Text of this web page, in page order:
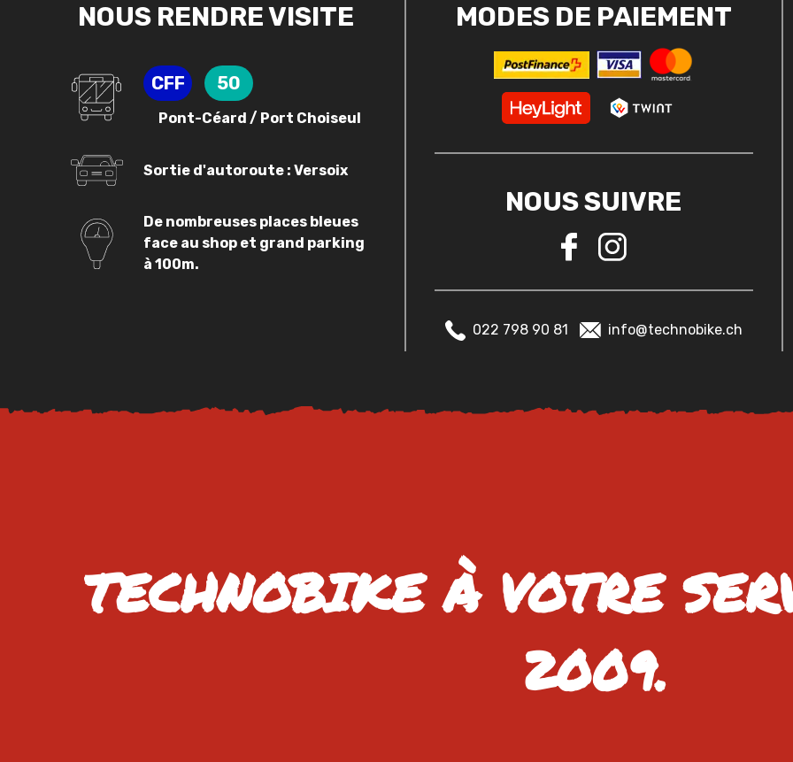
NOUS RENDRE VISITE
CFF 50
Pont-Céard / Port Choiseul
Sortie d'autoroute : Versoix
De nombreuses places bleues
face au shop et grand parking
à 100m.
MODES DE PAIEMENT
NOUS SUIVRE
022 798 90 81 info@technobike.ch
TECHNOBIKE À VOTRE
2009.